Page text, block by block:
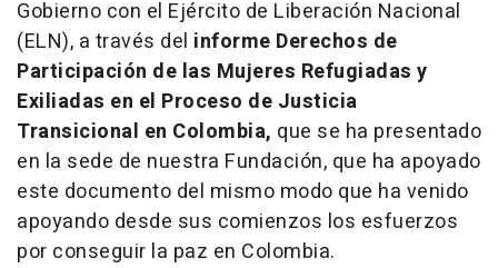
Gobierno con el Ejército de Liberación Nacional
(ELN), a través del informe Derechos de
Participación de las Mujeres Refugiadas y
Exiliadas en el Proceso de Justicia
Transicional en Colombia, que se ha presentado
en la sede de nuestra Fundación, que ha apoyado
este documento del mismo modo que ha venido
apoyando desde sus comienzos los esfuerzos
por conseguir la paz en Colombia.